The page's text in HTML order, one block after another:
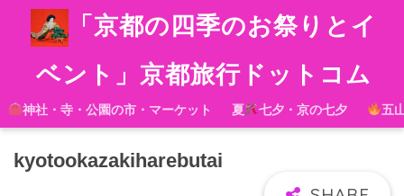
「京都の四季のお祭りとイ
ベント」京都旅行ドットコム
神社・寺・公園の市・マーケット 夏 七夕・京の七夕 五
kyotookazakiharebutai